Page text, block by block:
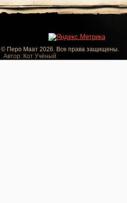
© Перо Маат 2026. Все права защищены.
Автор: Кот Учёный